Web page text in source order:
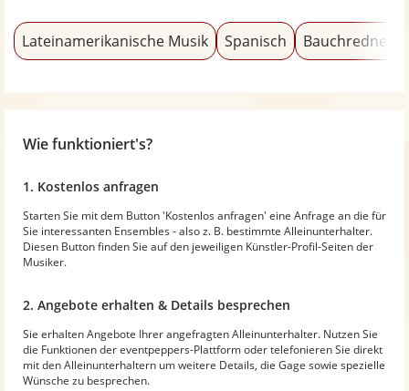
Lateinamerikanische Musik Spanisch Bauchredner
Wie funktioniert's?
1. Kostenlos anfragen
Starten Sie mit dem Button 'Kostenlos anfragen' eine Anfrage an die für
Sie interessanten Ensembles - also z. B. bestimmte Alleinunterhalter.
Diesen Button finden Sie auf den jeweiligen Künstler-Profil-Seiten der
Musiker.
2. Angebote erhalten & Details besprechen
Sie erhalten Angebote Ihrer angefragten Alleinunterhalter. Nutzen Sie
die Funktionen der eventpeppers-Plattform oder telefonieren Sie direkt
mit den Alleinunterhaltern um weitere Details, die Gage sowie spezielle
Wünsche zu besprechen.